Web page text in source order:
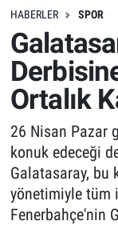
HABERLER SPOR
Ortalık
26 Nisan Pazar
konuk edeceği
Galatasaray, bu
yönetimiyle tüm
Fenerbahçe'nin